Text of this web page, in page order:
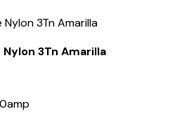
3Tn Amarilla